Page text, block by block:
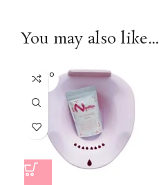
You may also like…
SOLD O
UT